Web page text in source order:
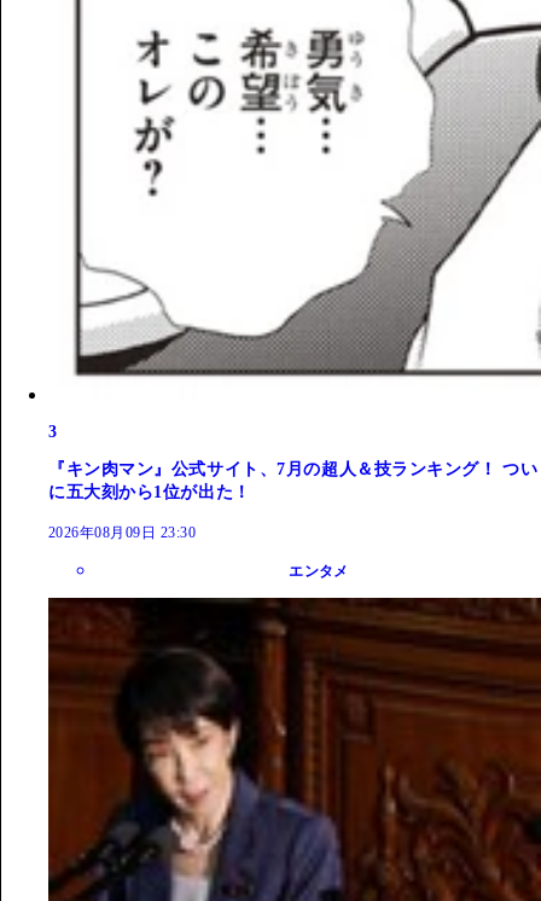
3
『キン肉マン』公式サイト、7月の超人＆技ランキング！ つい
に五大刻から1位が出た！
2026年08月09日 23:30
エンタメ